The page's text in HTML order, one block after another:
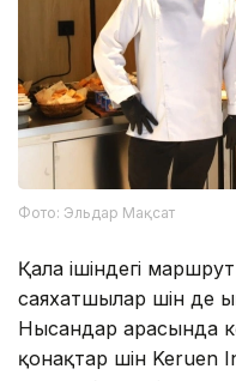
Фото: Эльдар Мақсат
Қала ішіндегі маршрут
саяхатшылар үшін де
Нысандар арасында
қонақтар үшін Keruen